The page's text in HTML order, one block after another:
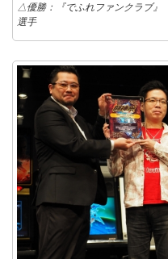
△優勝：『でふれファンクラブ
選手